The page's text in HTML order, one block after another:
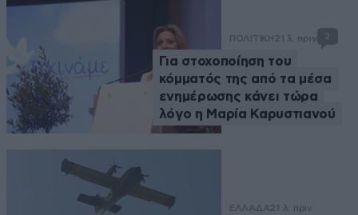
ΠΟΛΙΤΙΚΗ21 λ. πριν 2
Για στοχοποίηση του
κόμματός της από τα μέσα
ενημέρωσης κάνει τώρα
λόγο η Μαρία Καρυστιανού
ΕΛΛΑΔΑ21 λ. πριν